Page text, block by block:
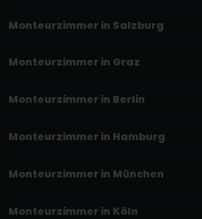
Monteurzimmer in Salzburg
Monteurzimmer in Graz
Monteurzimmer in Berlin
Monteurzimmer in Hamburg
Monteurzimmer in München
Monteurzimmer in Köln